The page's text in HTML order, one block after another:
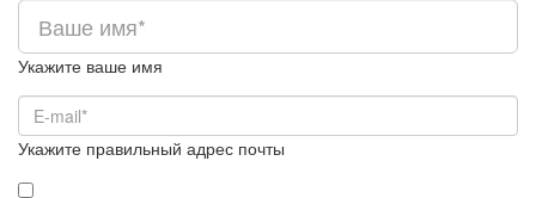
Укажите ваше имя
Укажите правильный адрес почты